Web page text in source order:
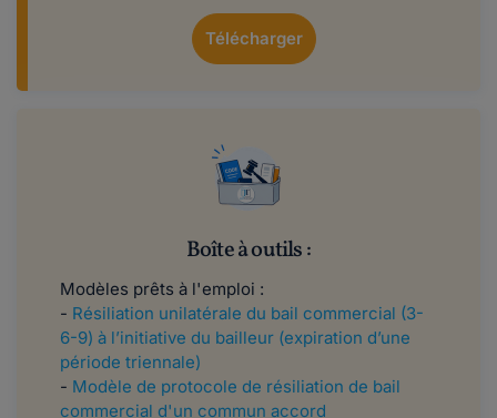
Télécharger
Boîte à outils :
Modèles prêts à l'emploi :
- Résiliation unilatérale du bail commercial (3-
6-9) à l’initiative du bailleur (expiration d’une
période triennale)
- Modèle de protocole de résiliation de bail
commercial d'un commun accord​​​​​​